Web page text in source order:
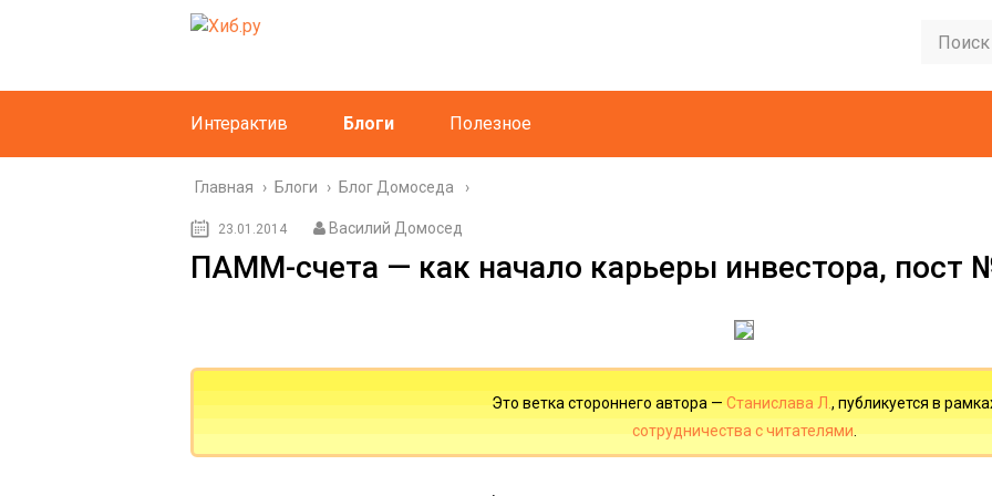
Интерактив Блоги Полезное
Главная › Блоги › Блог Домоседа
23.01.2014 Василий Домосед
ПАММ-счета — как начало карьеры инвестора, пост
Это ветка стороннего автора — Станислава Л. , публикуется в
сотрудничества с читателями